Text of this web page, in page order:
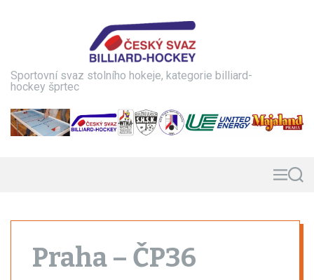
Sportovní svaz stolního hokeje, kategorie billiard-
hockey šprtec
MS
Praha – ČP36